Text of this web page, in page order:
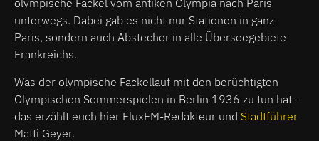
unterwegs. Dabei gab es nicht nur Stationen in ganz
Paris, sondern auch Abstecher in alle Überseegebiete
Frankreichs.
Was der olympische Fackellauf mit den berüchtigten
Olympischen Sommerspielen in Berlin 1936 zu tun hat -
das erzählt euch hier FluxFM-Redakteur und Stadtführer
Matti Geyer.